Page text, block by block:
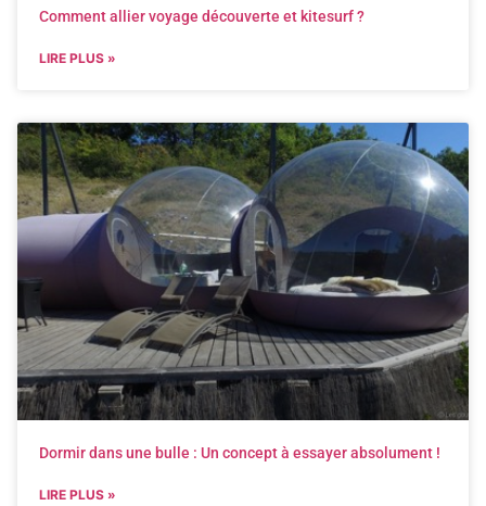
Comment allier voyage découverte et kitesurf ?
LIRE PLUS »
Dormir dans une bulle : Un concept à essayer absolument !
LIRE PLUS »